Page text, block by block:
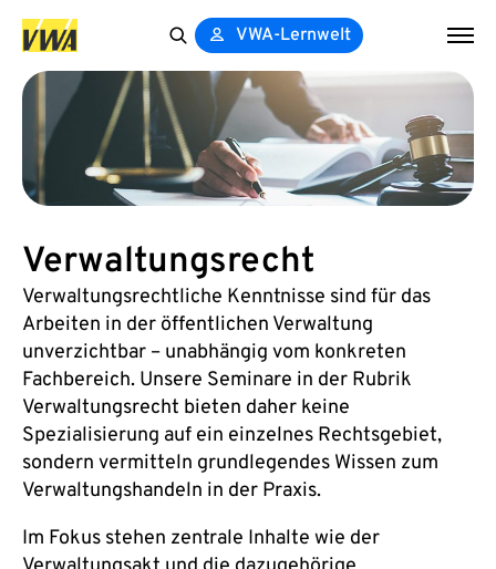
for:
VWA-Lernwelt
Verwaltungsrecht
Verwaltungsrechtliche Kenntnisse sind für das
Arbeiten in der öffentlichen Verwaltung
unverzichtbar – unabhängig vom konkreten
Fachbereich. Unsere Seminare in der Rubrik
Verwaltungsrecht bieten daher keine
Spezialisierung auf ein einzelnes Rechtsgebiet,
sondern vermitteln grundlegendes Wissen zum
Verwaltungshandeln in der Praxis.
Im Fokus stehen zentrale Inhalte wie der